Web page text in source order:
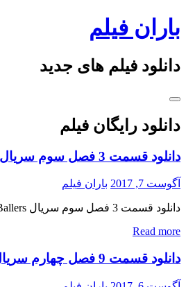
Skip
to
content
باران فیلم
دانلود فیلم های جدید
دانلود رایگان فیلم
دانلود قسمت 3 فصل سوم سریال Ballers
آگوست 7, 2017 باران فیلم
دانلود قسمت 3 فصل سوم سریال Ballers سریال Ballers فصل سوم قسمت سوم دانلود سریال کمدی ( Ballers ) فصل سوم قسمت 3 « دانلود رایگان با لینک مستقیم از هستی دانلود » کیفیت 480p […]
Read more
دانلود قسمت 9 فصل چهارم سریال TURN